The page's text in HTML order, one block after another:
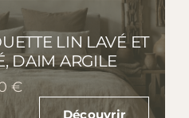
LIN LAVÉ ET
DAIM ARGILE
€Plage
Découvrir